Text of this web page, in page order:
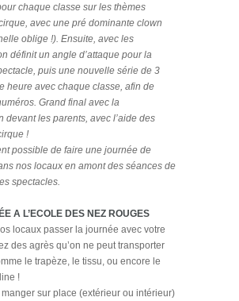
chaque classe sur les thèmes
avec une pré dominante clown
oblige !). Ensuite, avec les
définit un angle d’attaque pour la
puis une nouvelle série de 3
heure avec chaque classe, afin de
Grand final avec la
devant les parents, avec l’aide des
!
possible de faire une journée de
nos locaux en amont des séances de
spectacles.
A L’ECOLE DES NEZ ROUGES
locaux passer la journée avec votre
des agrès qu’on ne peut transporter
le trapèze, le tissu, ou encore le
!
sur place (extérieur ou intérieur)